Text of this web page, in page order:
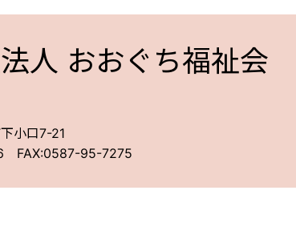
人 おおぐち福祉会
小口7-21
FAX:0587-95-7275